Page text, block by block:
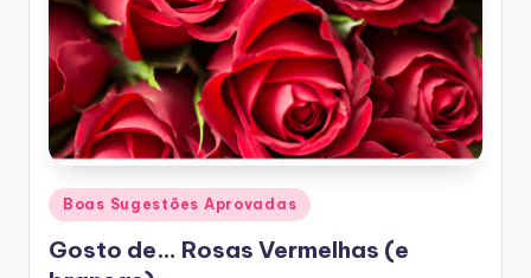
Posted
in
Boas Sugestões Aprovadas
Gosto de… Rosas Vermelhas (e